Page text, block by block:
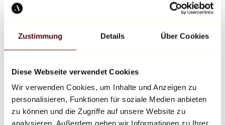
Zustimmung Details Über Cookies
Diese Webseite verwendet Cookies
Wir verwenden Cookies, um Inhalte und Anzeigen zu
personalisieren, Funktionen für soziale Medien anbieten
zu können und die Zugriffe auf unsere Website zu
analysieren. Außerdem geben wir Informationen zu Ihrer
Richard Orlinski
Keith Haring
Jeff Koons
Jean-Michel Basquiat
Alle Designer
Werk der Woche